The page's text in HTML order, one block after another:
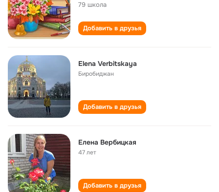
79 школа
Добавить в друзья
Elena Verbitskaya
Биробиджан
Добавить в друзья
Елена Вербицкая
47 лет
Добавить в друзья